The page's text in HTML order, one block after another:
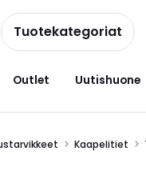
Tuotekategoriat
Outlet Uutishuone
Kaapelitiet